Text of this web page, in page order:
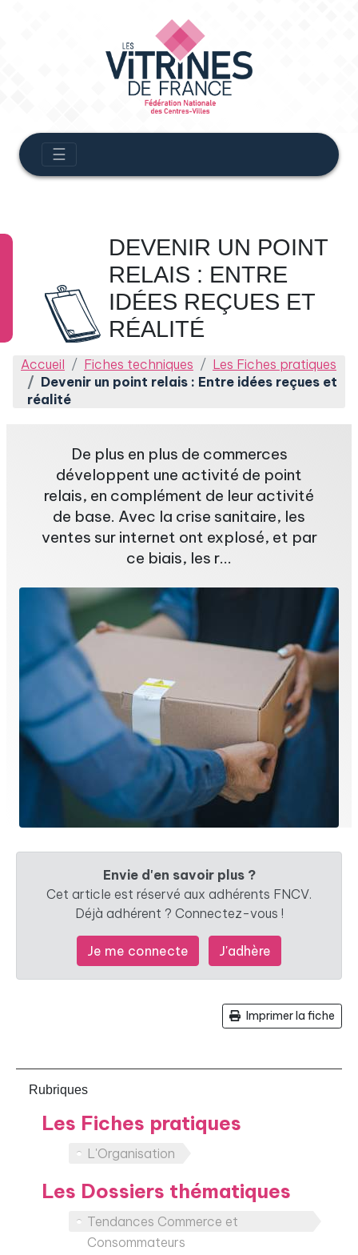
☰
DEVENIR UN POINT
RELAIS : ENTRE
IDÉES REÇUES ET
RÉALITÉ
Accueil Fiches techniques
Les Fiches pratiques
Devenir un point relais : Entre idées reçues et
réalité
De plus en plus de commerces
développent une activité de point
relais, en complément de leur activité
de base. Avec la crise sanitaire, les
ventes sur internet ont explosé, et par
ce biais, les r...
Envie d'en savoir plus ?
Cet article est réservé aux adhérents FNCV.
Déjà adhérent ? Connectez-vous !
Je me connecte J'adhère
Imprimer la fiche
Rubriques
Les Fiches pratiques
L'Organisation
Les Dossiers thématiques
Tendances Commerce et
Consommateurs